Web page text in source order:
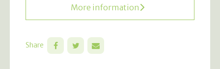
More information
Share